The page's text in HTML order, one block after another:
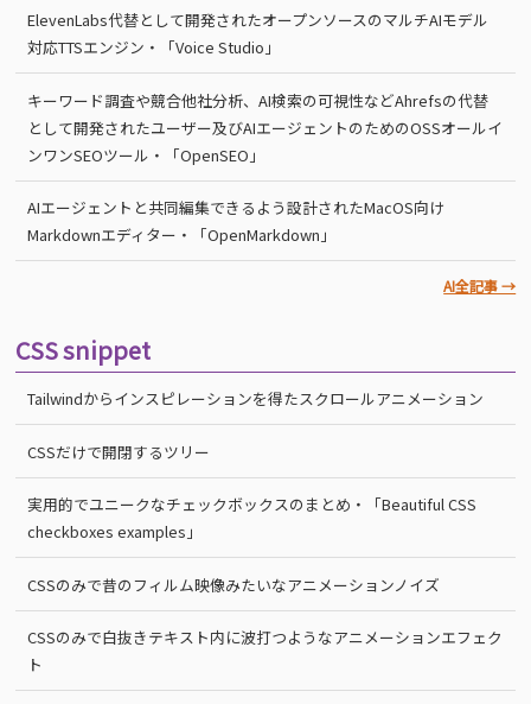
ElevenLabs代替として開発されたオープンソースのマルチAIモデル
対応TTSエンジン・「Voice Studio」
キーワード調査や競合他社分析、AI検索の可視性などAhrefsの代替
として開発されたユーザー及びAIエージェントのためのOSSオールイ
ンワンSEOツール・「OpenSEO」
AIエージェントと共同編集できるよう設計されたMacOS向け
Markdownエディター・「OpenMarkdown」
AI全記事 →
CSS snippet
Tailwindからインスピレーションを得たスクロールアニメーション
CSSだけで開閉するツリー
実用的でユニークなチェックボックスのまとめ・「Beautiful CSS
checkboxes examples」
CSSのみで昔のフィルム映像みたいなアニメーションノイズ
CSSのみで白抜きテキスト内に波打つようなアニメーションエフェク
ト